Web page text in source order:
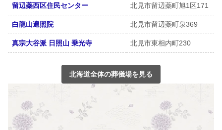
留辺蘂西区住民センター 北見市留辺蘂町旭1区171
白龍山遍照院 北見市留辺蘂町泉369
真宗大谷派 日照山 乗光寺 北見市東相内町230
北海道全体の葬儀場を見る